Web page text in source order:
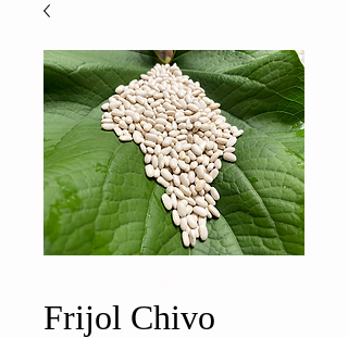
Frijol Chivo